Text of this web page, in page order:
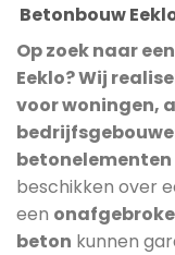
Betonbouw
Op zoek naar
Eeklo? Wij
voor woningen,
betonelementen
beschikken over
een
beton kunnen